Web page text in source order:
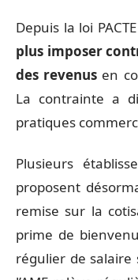
Depuis la loi
plus imposer
des revenus en
La contrainte a
pratiques
Plusieurs
proposent
remise sur la
prime de
régulier de salaire